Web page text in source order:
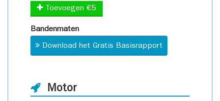
Toevoegen €5
Bandenmaten
Download het Gratis Basisrapport
Motor